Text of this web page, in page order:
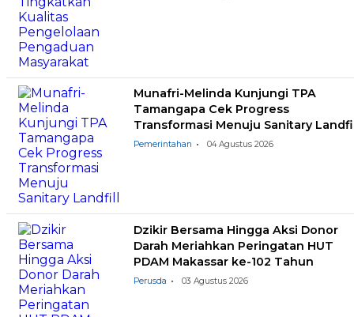
Munafri-Melinda Kunjungi TPA
Tamangapa Cek Progress
Transformasi Menuju Sanitary
Pemerintahan 04 Agustus 2026
Dzikir Bersama Hingga Aksi Donor
Darah Meriahkan Peringatan HUT
PDAM Makassar ke-102 Tahun
Perusda 03 Agustus 2026